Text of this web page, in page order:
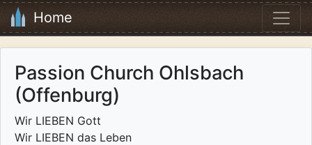
Home
Passion Church Ohlsbach
(Offenburg)
Wir LIEBEN Gott
Wir LIEBEN das Leben